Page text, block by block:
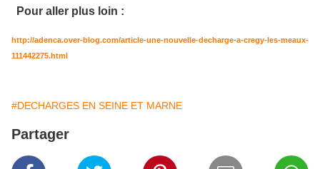
Pour aller plus loin :
http://adenca.over-blog.com/article-une-nouvelle-decharge-a-cregy-les-meaux-
111442275.html
#DECHARGES EN SEINE ET MARNE
Partager